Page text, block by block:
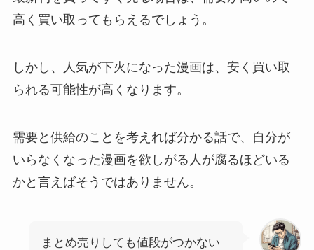
高く買い取ってもらえるでしょう。
しかし、人気が下火になった漫画は、安く買い取
られる可能性が高くなります。
需要と供給のことを考えれば分かる話で、自分が
いらなくなった漫画を欲しがる人が腐るほどいる
かと言えばそうではありません。
まとめ売りしても値段がつかない